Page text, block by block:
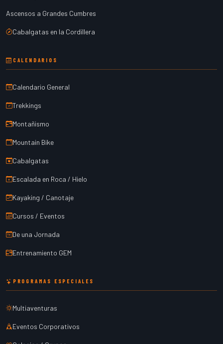
Ascensos a Grandes Cumbres
Cabalgatas en la Cordillera
CALENDARIOS
Calendario General
Trekkings
Montañismo
Mountain Bike
Cabalgatas
Escalada en Roca / Hielo
Kayaking / Canotaje
Cursos / Eventos
De una Jornada
Entrenamiento GEM
PROGRAMAS ESPECIALES
Multiaventuras
Eventos Corporativos